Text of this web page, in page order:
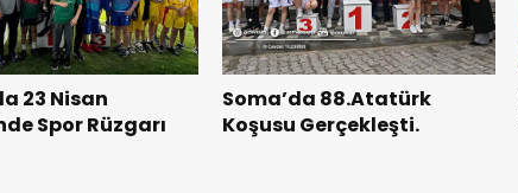
23 Nisan
Spor Rüzgarı
Soma’da 88.Atatürk
Koşusu Gerçekleşti.